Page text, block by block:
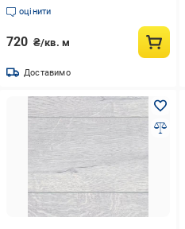
оцінити
720 ₴/кв. м
Доставимо